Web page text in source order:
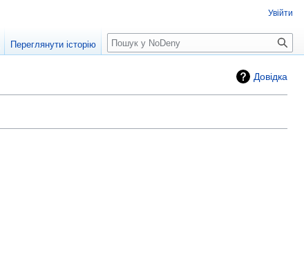
Довідка
Увійти
Переглянути історію